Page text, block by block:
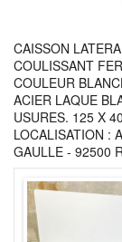
CAISSON
COULISSANT
COULEUR
ACIER LAQUE
USURES. 125 X
LOCALISATION :
GAULLE - 92500